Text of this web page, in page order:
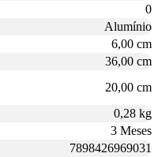
0
Alumínio
6,00 cm
36,00 cm
20,00 cm
0,28 kg
3 Meses
7898426969031